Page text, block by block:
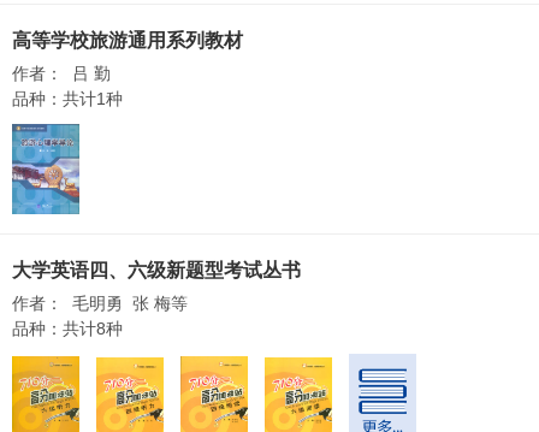
高等学校旅游通用系列教材
作者： 吕 勤
品种：共计1种
大学英语四、六级新题型考试丛书
作者： 毛明勇 张 梅等
品种：共计8种